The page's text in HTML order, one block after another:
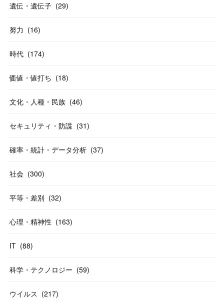
遺伝・遺伝子 (29)
努力 (16)
時代 (174)
価値・値打ち (18)
文化・人種・民族 (46)
セキュリティ・防諜 (31)
確率・統計・データ分析 (37)
社会 (300)
平等・差別 (32)
心理・精神性 (163)
IT (88)
科学・テクノロジー (59)
ウイルス (217)